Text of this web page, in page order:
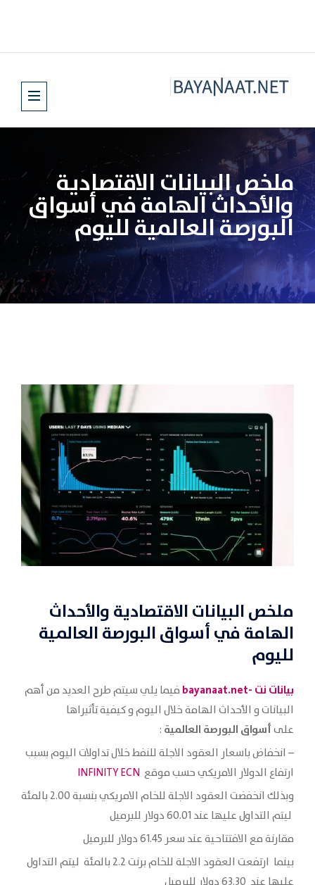
ملخص البيانات الاقتصادية
والأحداث الهامة في أسواق
البورصة العالمية لليوم
ملخص البيانات الاقتصادية والأحداث
الهامة في أسواق البورصة العالمية
لليوم
بيانات نت -bayanaat.net
فيما يلي سيتم طرح العديد من أهم
البيانات و الأحداث الهامة خلال اليوم و كيفية تأثيراها
علىأسواق البورصة العالمية :
– انخفاض باسعار العقود الاجلة للنفط خلال تداولات اليوم بسبب
ارتفاع الدولار الامريكي حسب موقع INFINITY ECN
وبذلك انخفضت العقود الاجلة للخام الامريكي بنسبة 2.00 بالمئة
ليتم التداول عليها عند 60.01 دولار للبرميل
مقارنة مع الافتتاحية عند سعر 61.45 دولار للبرميل
بينما ارتفعت العقود الاجلة للخام برنت 2.2 بالمئة ليتم التداول